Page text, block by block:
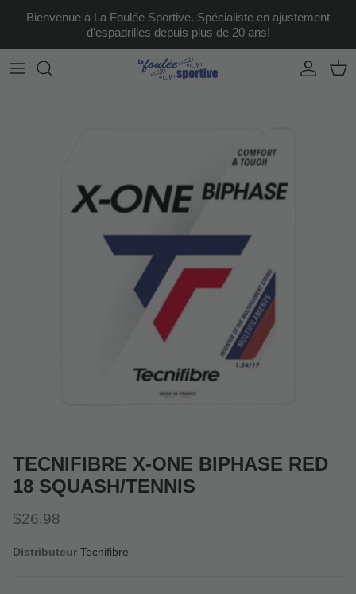
Bienvenue à La Foulée Sportive. Spécialiste en ajustement
d'espadrilles depuis plus de 20 ans!
Compte
TECNIFIBRE X-ONE BIPHASE RED
18 SQUASH/TENNIS
Prix habituel
$26.98
Distributeur Tecnifibre